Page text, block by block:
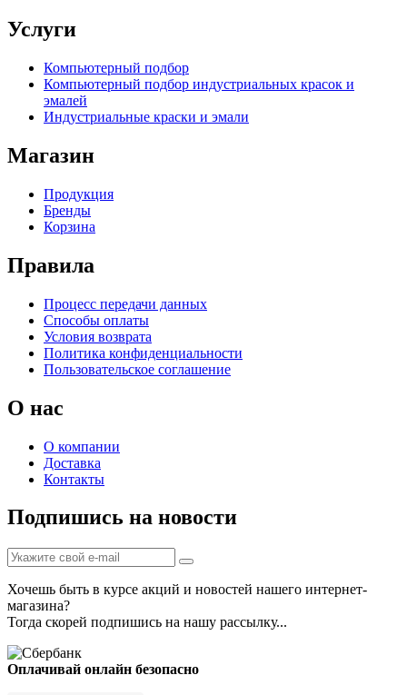
Услуги
Компьютерный подбор
Компьютерный подбор индустриальных красок и
эмалей
Индустриальные краски и эмали
Магазин
Продукция
Бренды
Корзина
Правила
Процесс передачи данных
Способы оплаты
Условия возврата
Политика конфиденциальности
Пользовательское соглашение
О нас
О компании
Доставка
Контакты
Подпишись на новости
Хочешь быть в курсе акций и новостей нашего интернет-
магазина?
Тогда скорей подпишись на нашу рассылку...
Оплачивай онлайн безопасно